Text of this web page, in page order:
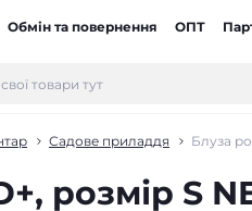
Обмін та повернення ОПТ
Садове приладдя Блуза
розмір S